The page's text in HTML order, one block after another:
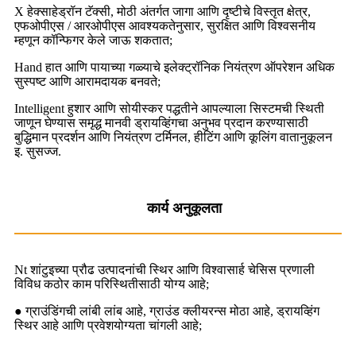
X हेक्साहेड्रॉन टॅक्सी, मोठी अंतर्गत जागा आणि दृष्टीचे विस्तृत क्षेत्र,
एफओपीएस / आरओपीएस आवश्यकतेनुसार, सुरक्षित आणि विश्वसनीय
म्हणून कॉन्फिगर केले जाऊ शकतात;
Hand हात आणि पायाच्या गळ्याचे इलेक्ट्रॉनिक नियंत्रण ऑपरेशन अधिक
सुस्पष्ट आणि आरामदायक बनवते;
Intelligent हुशार आणि सोयीस्कर पद्धतीने आपल्याला सिस्टमची स्थिती
जाणून घेण्यास समृद्ध मानवी ड्रायव्हिंगचा अनुभव प्रदान करण्यासाठी
बुद्धिमान प्रदर्शन आणि नियंत्रण टर्मिनल, हीटिंग आणि कूलिंग वातानुकूलन
इ. सुसज्ज.
कार्य अनुकूलता
Nt शांटुइच्या प्रौढ उत्पादनांची स्थिर आणि विश्वासार्ह चेसिस प्रणाली
विविध कठोर काम परिस्थितीसाठी योग्य आहे;
● ग्राउंडिंगची लांबी लांब आहे, ग्राउंड क्लीयरन्स मोठा आहे, ड्रायव्हिंग
स्थिर आहे आणि प्रवेशयोग्यता चांगली आहे;